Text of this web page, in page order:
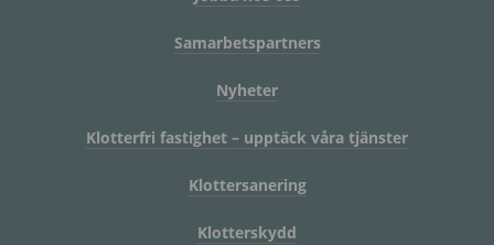
Samarbetspartners
Nyheter
Klotterfri fastighet – upptäck våra tjänster
Klottersanering
Klotterskydd